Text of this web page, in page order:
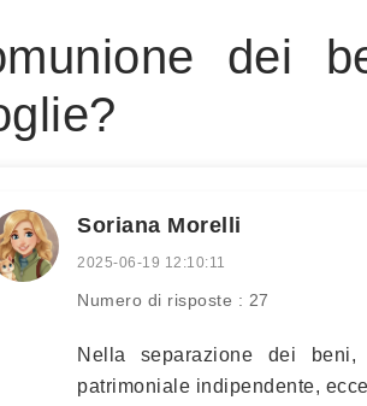
dei
Soriana Morelli
2025-06-19 12:10:11
Numero di risposte : 27
Nella separazione dei
patrimoniale indipendente,